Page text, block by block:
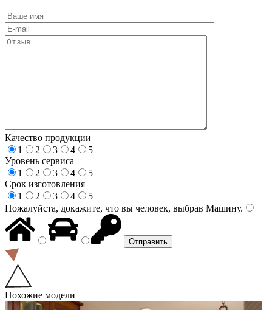
Качество продукции
1
2 3 4
5
Уровень сервиса
1
2 3 4
5
Срок изготовления
1
2 3 4
5
Пожалуйста, докажите, что вы человек, выбрав Машину.
Похожие модели